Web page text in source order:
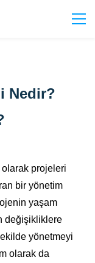
Nedir?
projeleri
bir yönetim
yaşam
değişikliklere
yönetmeyi
olarak da